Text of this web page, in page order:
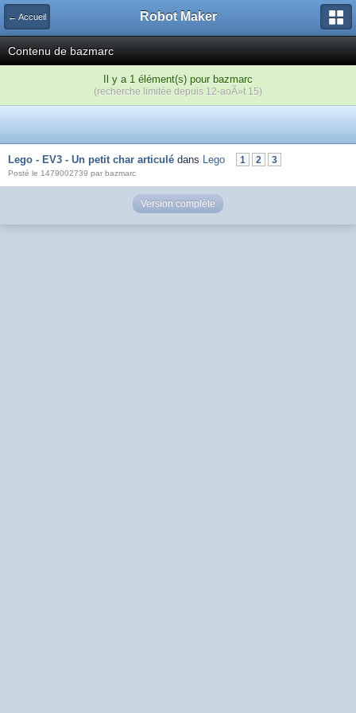
← Accueil Robot Maker
Contenu de bazmarc
Il y a 1 élément(s) pour bazmarc
(recherche limitée depuis 12-aoÃ»t 15)
Lego - EV3 - Un petit char articulé dans Lego 1 2 3
Posté le 1479002739 par bazmarc
Version complète